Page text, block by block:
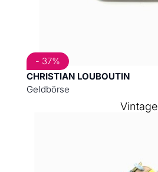
CHRISTIAN LOUBOUTIN
Geldbörse
- 37%
Vintage